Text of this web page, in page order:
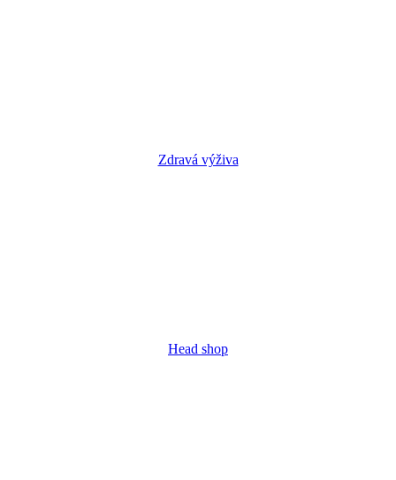
Zdravá výživa
Head shop